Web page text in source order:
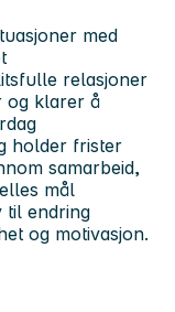
med
relasjoner
og klarer å
holder frister
samarbeid,
mål
til endring
og motivasjon.